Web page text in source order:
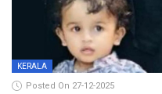
KERALA
Posted On 27-12-2025